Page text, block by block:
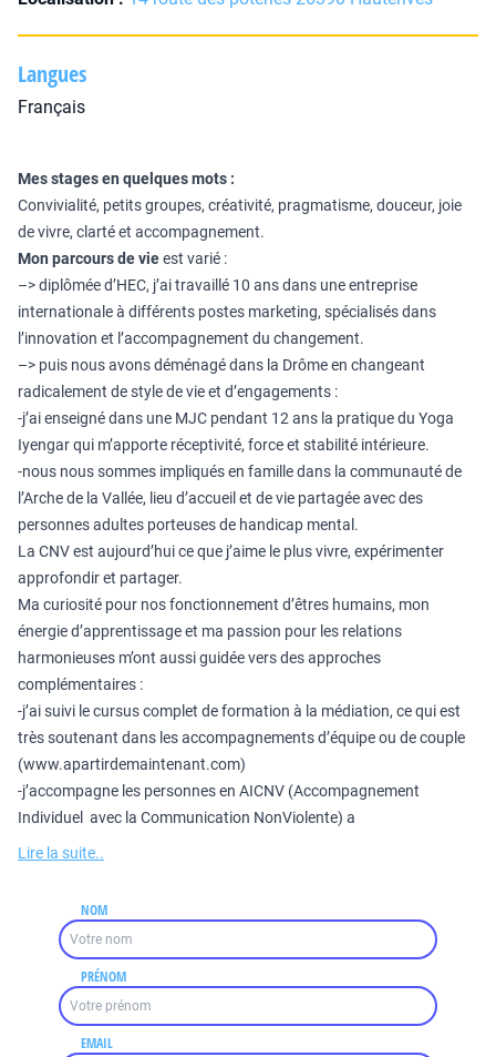
Langues
Français
Mes stages en quelques mots :
Convivialité, petits groupes, créativité, pragmatisme, douceur, joie
de vivre, clarté et accompagnement.
Mon parcours de vieest varié :
–> diplômée d’HEC, j’ai travaillé 10 ans dans une entreprise
internationale à différents postes marketing, spécialisés dans
l’innovation et l’accompagnement du changement.
–> puis nous avons déménagé dans la Drôme en changeant
radicalement de style de vie et d’engagements :
-j’ai enseigné dans une MJC pendant 12 ans la pratique du Yoga
Iyengar qui m’apporte réceptivité, force et stabilité intérieure.
-nous nous sommes impliqués en famille dans la communauté de
l’Arche de la Vallée, lieu d’accueil et de vie partagée avec des
personnes adultes porteuses de handicap mental.
La CNV est aujourd’hui ce que j’aime le plus vivre, expérimenter
approfondir et partager.
Ma curiosité pour nos fonctionnement d’êtres humains, mon
énergie d’apprentissage et ma passion pour les relations
harmonieuses m’ont aussi guidée vers des approches
complémentaires :
-j’ai suivi le cursus complet de formation à la médiation, ce qui est
très soutenant dans les accompagnements d’équipe ou de couple
(www.apartirdemaintenant.com)
-j’accompagne les personnes en AICNV (Accompagnement
Individuel avec la Communication NonViolente) a
Lire la suite..
NOM
PRÉNOM
EMAIL